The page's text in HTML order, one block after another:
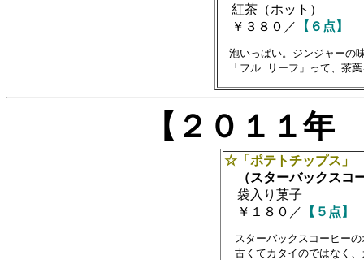
紅茶（ホット）
￥３８０／
【６点】
泡いっぱい。ジンジャーの
【２０１１
☆「ポテトチップス」
（スターバックスコ
袋入り菓子
￥１８０／ 【５点】
スターバックスコーヒー
古くてカタイのではなく、